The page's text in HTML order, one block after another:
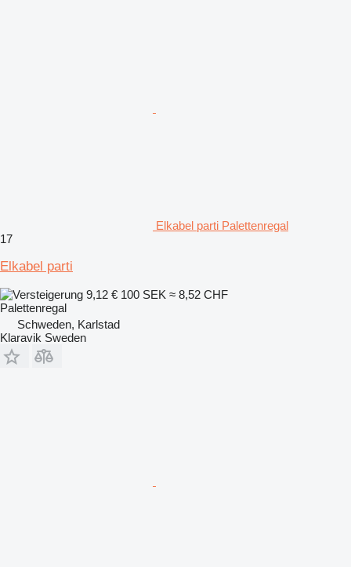
Elkabel parti Palettenregal
17
Elkabel parti
9,12 € 100 SEK ≈ 8,52 CHF
Palettenregal
Schweden, Karlstad
Klaravik Sweden